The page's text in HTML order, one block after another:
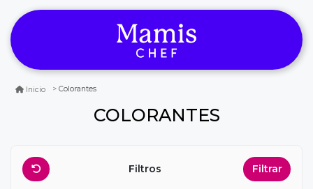
Inicio Colorantes
COLORANTES
Filtros Filtrar